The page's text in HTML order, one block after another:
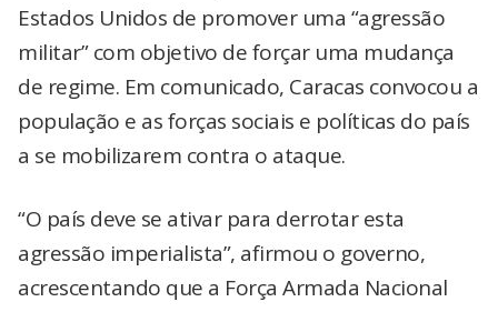
Estados Unidos de promover uma “agressão
militar” com objetivo de forçar uma mudança
de regime. Em comunicado, Caracas convocou a
população e as forças sociais e políticas do país
a se mobilizarem contra o ataque.
“O país deve se ativar para derrotar esta
agressão imperialista”, afirmou o governo,
acrescentando que a Força Armada Nacional